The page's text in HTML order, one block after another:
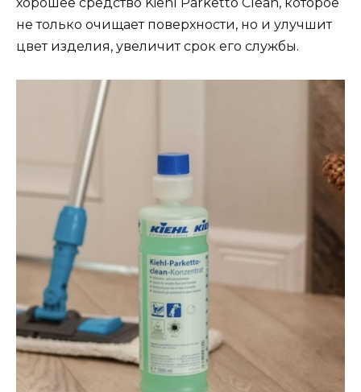
хорошее средство Kiehl Parketto Clean, которое
не только очищает поверхности, но и улучшит
цвет изделия, увеличит срок его службы.